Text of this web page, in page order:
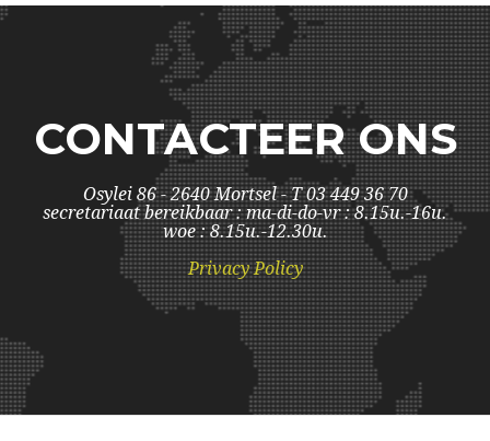
CONTACTEER ONS
Osylei 86 - 2640 Mortsel - T 03 449 36 70
secretariaat bereikbaar : ma-di-do-vr : 8.15u.-16u.
woe : 8.15u.-12.30u.
Privacy Policy